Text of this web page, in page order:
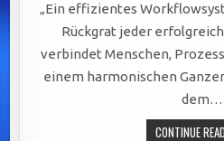
„Ein effizientes
Rückgrat jeder
verbindet Menschen,
einem harmonischen
dem…
CONTINUE